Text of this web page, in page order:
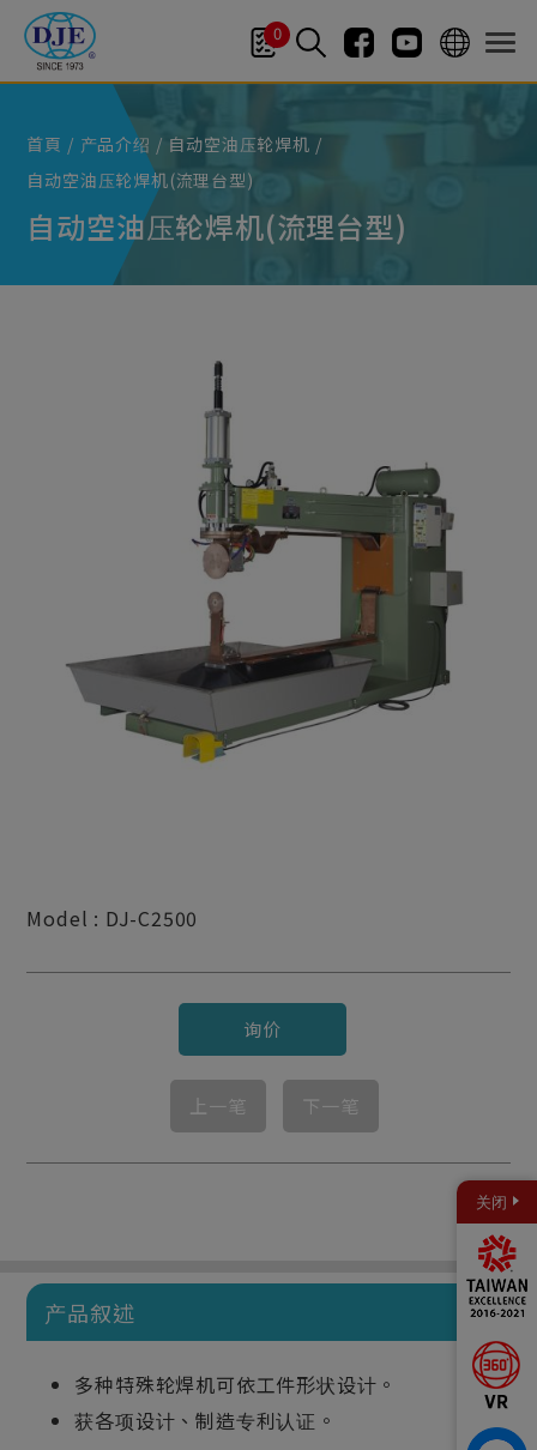
0
首頁 产品介绍
自动空油压轮焊机
自动空油压轮焊机(流理台型)
自动空油压轮焊机(流理台型)
Model : DJ-C2500
询价
上一笔 下一笔
产品叙述
多种特殊轮焊机可依工件形状设计。
获各项设计、制造专利认证。
关闭
Cookie管理面板